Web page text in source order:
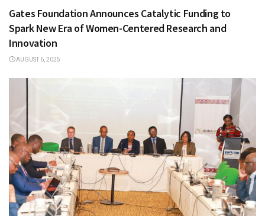
Gates Foundation Announces Catalytic Funding to
Spark New Era of Women-Centered Research and
Innovation
AUGUST 6, 2025